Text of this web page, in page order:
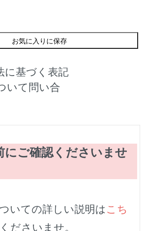
お気に入りに保存
に基づく表記
いて問い合
にご確認くださいませ
いての詳しい説明は こち
ださいませ。